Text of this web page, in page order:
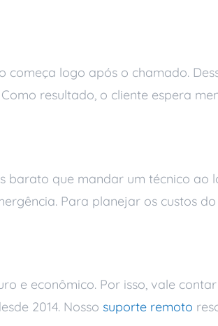
começa logo após o chamado.
resultado, o cliente espera
barato que mandar um técnico ao
Para planejar os custos
e econômico. Por isso, vale
2014. Nosso suporte remoto